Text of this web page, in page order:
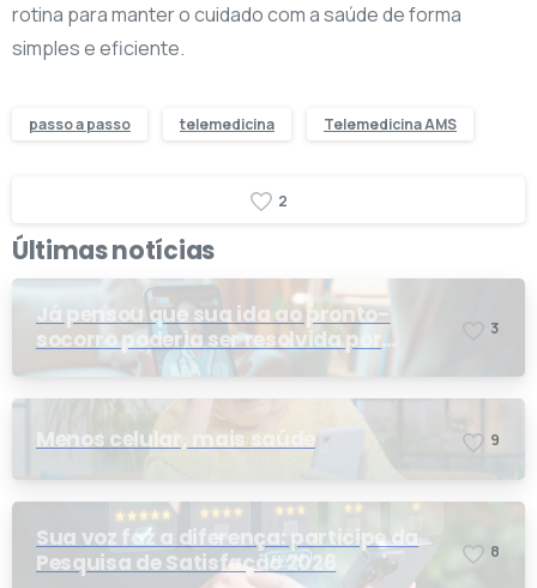
rotina para manter o cuidado com a saúde de forma
simples e eficiente.
passo a passo telemedicina Telemedicina AMS
2
Últimas notícias
Já pensou que sua ida ao pronto-
socorro poderia ser resolvida por
telemedicina?
3
Menos celular, mais saúde 9
Sua voz faz a diferença: participe da
Pesquisa de Satisfação 2026
8